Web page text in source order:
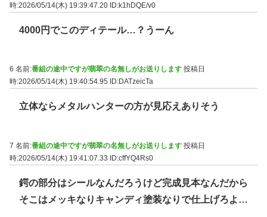
時:2026/05/14(木) 19:39:47.20 ID:k1hDQE/v0
4000円でこのディテール…？うーん
6 名前:番組の途中ですが翡翠の名無しがお送りします 投稿日
時:2026/05/14(木) 19:40:54.95
ID:DATzeicTa
立体ならメタルハンターの方が見応えありそう
7 名前:番組の途中ですが翡翠の名無しがお送りします 投稿日
時:2026/05/14(木) 19:41:07.33
ID:cffYQ4Rs0
鍔の部分はシールなんだろうけど完成見本なんだから
そこはメッキなりキャンディ塗装なりで仕上げろよ…